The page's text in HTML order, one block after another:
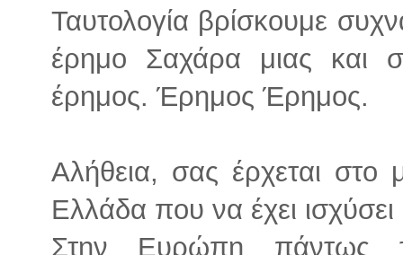
Ταυτολογία βρίσκουμε
έρημο Σαχάρα μιας και
έρημος. Έρημος Έρημος.
Αλήθεια, σας έρχεται
Ελλάδα που να έχει ισχύσει
Στην Ευρώπη πάντως